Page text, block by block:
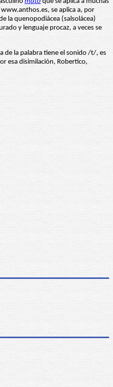
se aplica a, por
la quenopodiácea (salsolácea)
y lenguaje procaz, a veces se
de la palabra tiene el sonido /t/, es
esa disimilación, Robertico,